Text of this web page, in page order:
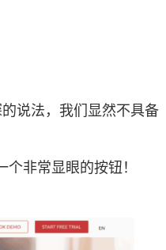
说法，我们显然不具备
非常显眼的按钮！